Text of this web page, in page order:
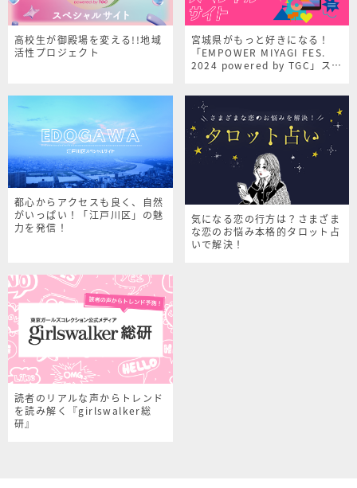
高校生が御殿場を変える!!地域
活性プロジェクト
宮城県がもっと好きになる！
「EMPOWER MIYAGI FES.
2024 powered by TGC」スペ
都心からアクセスも良く、自然
がいっぱい！「江戸川区」の魅
力を発信！
気になる恋の行方は？さまざま
な恋のお悩み本格的タロット占
いで解決！
読者のリアルな声からトレンド
を読み解く『girlswalker総
研』